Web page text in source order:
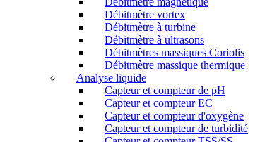
Débitmètre vortex
Débitmètre à turbine
Débitmètre à ultrasons
Débitmètres massiques Coriolis
Débitmètre massique thermique
Analyse liquide
Capteur et compteur de pH
Capteur et compteur EC
Capteur et compteur d'oxygène
Capteur et compteur de turbidité